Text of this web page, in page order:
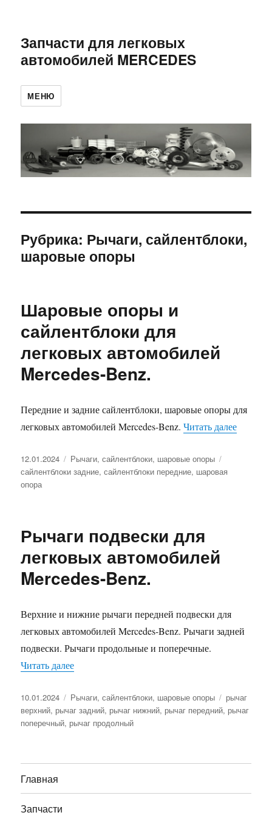
Запчасти для легковых
автомобилей MERCEDES
МЕНЮ
Рубрика: Рычаги, сайлентблоки,
шаровые опоры
Шаровые опоры и
сайлентблоки для
легковых автомобилей
Mercedes-Benz.
Передние и задние сайлентблоки, шаровые опоры для
легковых автомобилей Mercedes-Benz.Читать далее
Опубликовано
12.01.2024 Рубрики
Рычаги, сайлентблоки, шаровые опоры
сайлентблоки задние,сайлентблоки передние, шаровая
опора
Рычаги подвески для
легковых автомобилей
Mercedes-Benz.
Верхние и нижние рычаги передней подвески для
легковых автомобилей Mercedes-Benz. Рычаги задней
подвески. Рычаги продольные и поперечные.
Читать далее«Рычаги подвески для легковых автомобилей
Опубликовано
10.01.2024 Рубрики
Рычаги, сайлентблоки, шаровые опоры Метки
рычаг
верхний, рычаг задний, рычаг нижний, рычаг передний, рычаг
поперечный, рычаг продолный
Главная
Запчасти